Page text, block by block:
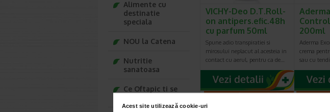
Acest site utilizează cookie-uri
VICHY-Deo D.T.Roll-
on antipers.efic.48h
cu parfum 50ml
Spune adio transpiratiei si
mirosului neplacut al acesteia in
contact cu aerul, pentru ca de…
200ml
Aderma
crema
sau cu
-35% Preț întreg: 63.60 Lei
-14%
Alimente cu
destinatie
speciala
NOU la Catena
Nutritie
sanatoasa
Ce Oftapic ti se